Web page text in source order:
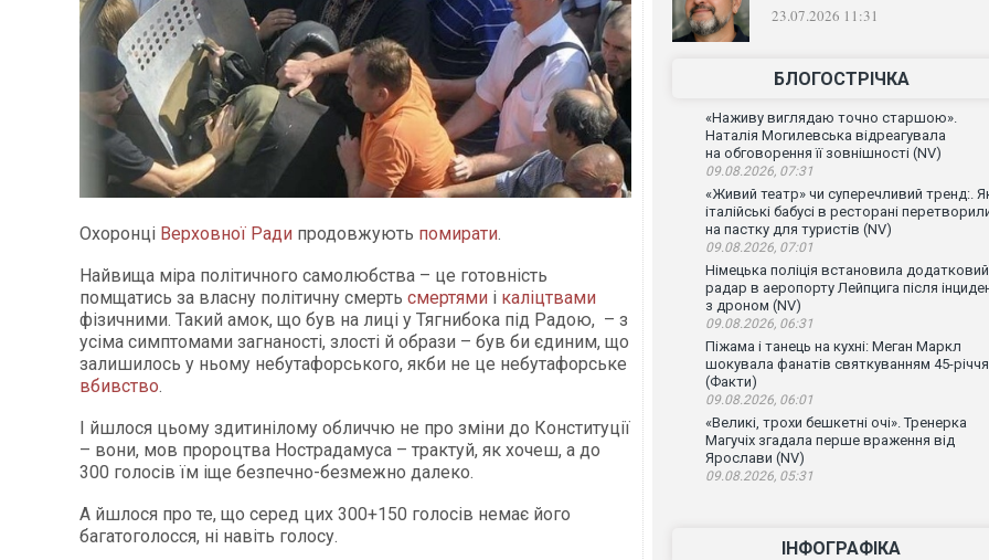
Охоронці Верховної Ради продовжують помирати.
Найвища міра політичного самолюбства – це готовність
помщатись за власну політичну смерть смертями і каліцтвами
фізичними. Такий амок, що був на лиці у Тягнибока під Радою, – з
усіма симптомами загнаності, злості й образи – був би єдиним, що
залишилось у ньому небутафорського, якби не це небутафорське
вбивство.
І йшлося цьому здитинілому обличчю не про зміни до Конституції
– вони, мов пророцтва Нострадамуса – трактуй, як хочеш, а до
300 голосів їм іще безпечно-безмежно далеко.
А йшлося про те, що серед цих 300+150 голосів немає його
багатоголосся, ні навіть голосу.
23.07.2026 11:31
БЛОГОСТРІЧКА
«Наживу виглядаю точно старшою».
Наталія Могилевська відреагувала
на обговорення її зовнішності (NV)
09.08.2026, 07:31
«Живий театр» чи суперечливий тренд:.
італійські бабусі в ресторані
на пастку для туристів (NV)
09.08.2026, 07:01
Німецька поліція встановила додатковий
радар в аеропорту Лейпцига після
з дроном (NV)
09.08.2026, 06:31
Піжама і танець на кухні: Меган Маркл
шокувала фанатів святкуванням 45-річчя
(Факти)
09.08.2026, 06:01
«Великі, трохи бешкетні очі». Тренерка
Магучіх згадала перше враження від
Ярослави (NV)
09.08.2026, 05:31
ІНФОГРАФІКА